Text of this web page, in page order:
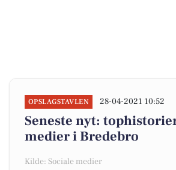
OPSLAGSTAVLEN 28-04-2021 10:52
Seneste nyt:
medier i Bredebro
Kilde: Sociale medier